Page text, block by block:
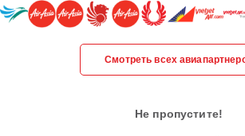
Смотреть всех
Не пропустите!